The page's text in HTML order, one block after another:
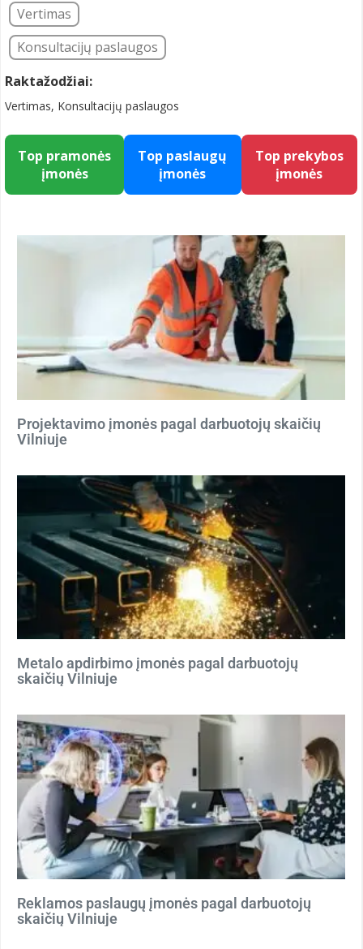
Vertimas
Konsultacijų paslaugos
Raktažodžiai:
Vertimas, Konsultacijų paslaugos
Top pramonės
įmonės
Top paslaugų
įmonės
Top prekybos
įmonės
Projektavimo įmonės pagal darbuotojų skaičių
Vilniuje
Metalo apdirbimo įmonės pagal darbuotojų
skaičių Vilniuje
Reklamos paslaugų įmonės pagal darbuotojų
skaičių Vilniuje